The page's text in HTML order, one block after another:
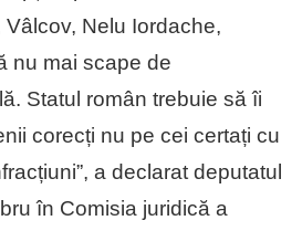
Nelu Iordache,
nu mai scape de
Statul român trebuie să îi
corecți nu pe cei certați cu
a declarat deputatul
în Comisia juridică a